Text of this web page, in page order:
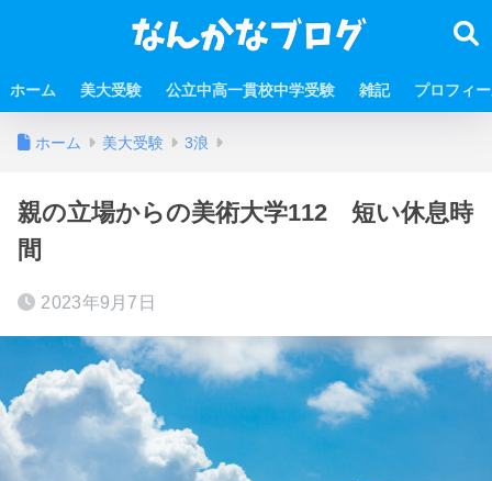
ホーム 美大受験 公立中高一貫校中学受験 雑記 プロフィ
ホーム 美大受験 3浪
親の立場からの美術大学112 短い休息時
間
2023年9月7日